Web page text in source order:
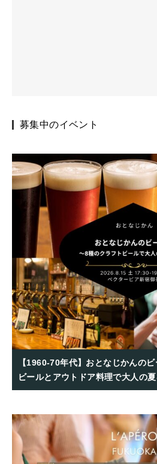
募集中のイベント
【1960-70年代】おとなじかんの
ビールとアウトドア料理で大人の